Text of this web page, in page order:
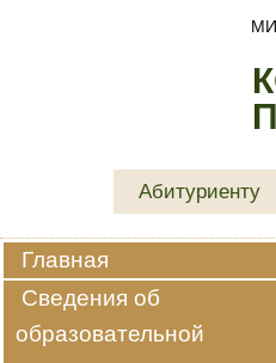
Абитуриенту
Главная
Сведения об
образовательной